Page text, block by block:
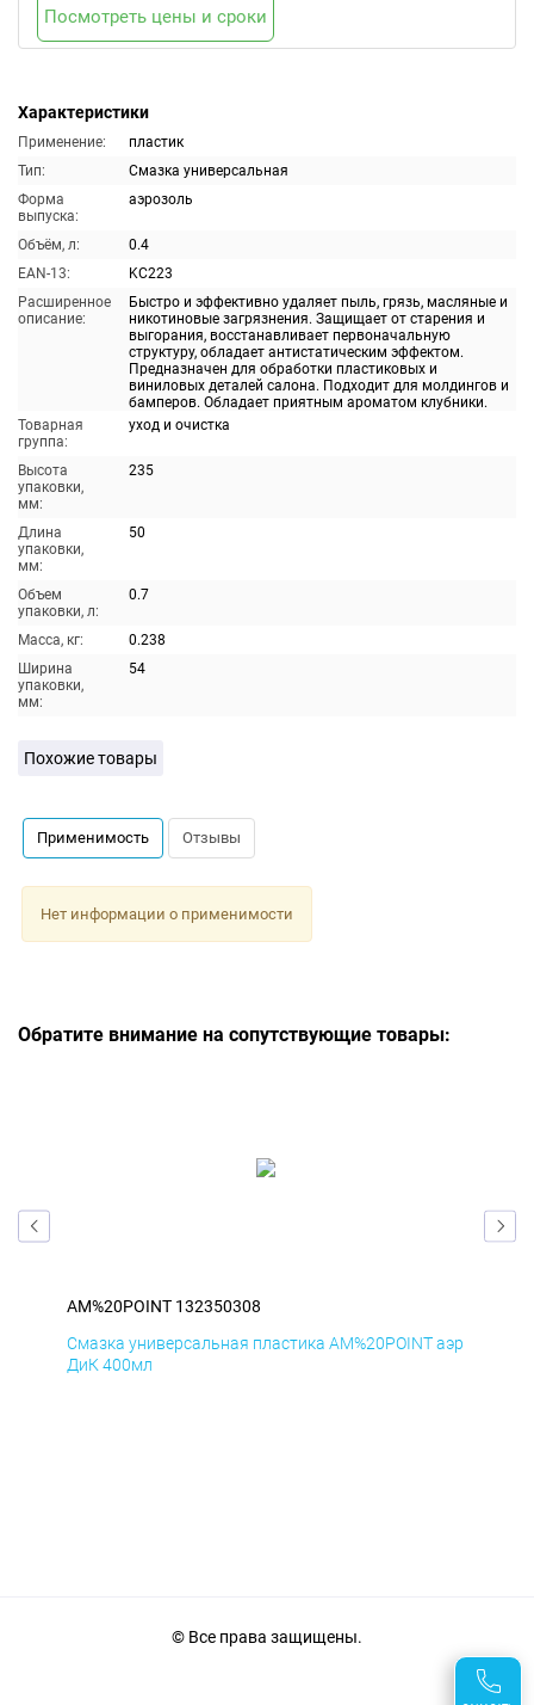
Характеристики
Применение:
пластик
Тип:
Смазка универсальная
Форма
выпуска:
аэрозоль
Объём, л:
0.4
EAN-13:
KC223
Расширенное
описание:
Быстро и эффективно удаляет пыль, грязь, масляные и
никотиновые загрязнения. Защищает от старения и
выгорания, восстанавливает первоначальную
структуру, обладает антистатическим эффектом.
Предназначен для обработки пластиковых и
виниловых деталей салона. Подходит для молдингов и
бамперов. Обладает приятным ароматом клубники.
Товарная
группа:
уход и очистка
Высота
упаковки,
мм:
235
Длина
упаковки,
мм:
50
Объем
упаковки, л:
0.7
Масса, кг:
0.238
Ширина
упаковки,
мм:
54
Посмотреть цены и сроки
Похожие товары
Применимость Отзывы
Нет информации о применимости
Обратите внимание на сопутствующие товары:
AM%20POINT 132350308
Смазка универсальная пластика AM%20POINT аэр
ДиК 400мл
© Все права защищены.